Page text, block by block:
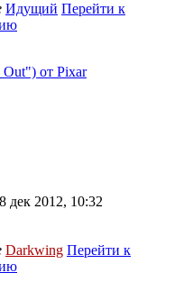
Идущий Перейти к
от Pixar
дек 2012, 10:32
Darkwing Перейти к